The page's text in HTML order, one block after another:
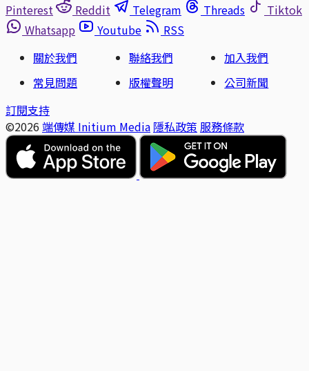
Pinterest
Reddit Telegram Threads
Tiktok
Whatsapp
Youtube
RSS
關於我們
聯絡我們
加入我們
常見問題
版權聲明
公司新聞
訂閱支持
©2026 端傳媒 Initium Media 隱私政策 服務條款